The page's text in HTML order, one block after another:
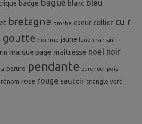
badge bague blanc bleu
bretagne broche coeur collier cuir
goutte homme jaune lune maman
marque page maîtresse noel noir
parure pendante pere noel pois
rose rouge sautoir triangle vert